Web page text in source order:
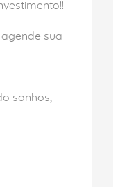
sua
sonhos,